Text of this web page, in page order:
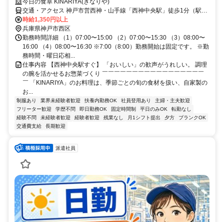
交通・アクセス 神戸市営西神・山手線「西神中央駅」徒歩1分（駅近
5分以内）
時給1,350円以上
兵庫県神戸市西区
勤務時間詳細 （1）07:00〜15:00 （2）07:00〜15:30 （3）08:00〜
16:00 （4）08:00〜16:30 ※7:00（8:00）勤務開始は固定です。 ※勤
務時間・曜日応相...
仕事内容 【西神中央駅すぐ】 「おいしい」の歓声がうれしい。 調理
の腕を活かせるお惣菜づくり ￣￣￣￣￣￣￣￣￣￣￣￣￣￣￣￣￣
￣ 「KINARIYA」のお料理は、季節ごとの旬の食材を扱い、自家製の
お...
制服あり 業界未経験者歓迎 扶養内勤務OK 社員登用あり
主婦・主夫歓迎
フリーター歓迎
学歴不問 即日勤務OK 固定時間制 平日のみOK
転勤なし
経験不問
未経験者歓迎 経験者歓迎 残業なし 月1シフト提出 夕方
ブランクOK
交通費支給
長期歓迎
派遣社員